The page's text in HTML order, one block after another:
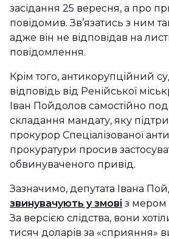
засідання 25 вересня, а про
повідомив. Зв’язатись з ним
адже він не відповідав на
повідомлення.
Крім того, антикорупційний
відповідь від Ренійської
Іван Пойдолов самостійно
складання мандату, яку
прокурор Спеціалізованої
прокуратури просив
обвинуваченого привід.
Зазначимо, депутата Івана
звинувачують у змові з мером
За версією слідства, вони
тисяч доларів за «сприяння»